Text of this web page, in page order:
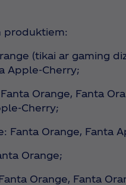
produktiem:
(tikai ar gaming
Apple-Cherry;
Orange, Fanta
Cherry;
Orange, Fanta
Orange;
Orange, Fanta